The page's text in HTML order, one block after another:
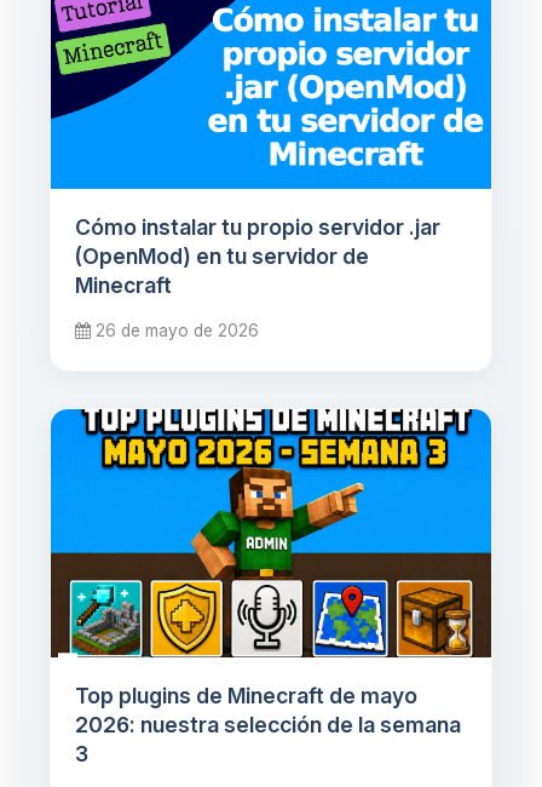
Cómo instalar tu propio servidor .jar
(OpenMod) en tu servidor de
Minecraft
26 de mayo de 2026
Top plugins de Minecraft de mayo
2026: nuestra selección de la semana
3